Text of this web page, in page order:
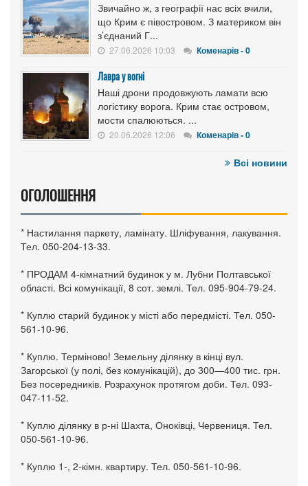
Звичайно ж, з географії нас всіх вчили,
що Крим є півостровом. З материком він
з’єднаний Г...
27.06.2026 10:03 Коменарів - 0
Лавра у вогні
Наші дрони продовжують ламати всю
логістику ворога. Крим стає островом,
мости спалюються. ...
20.06.2026 12:06 Коменарів - 0
Всі новини
ОГОЛОШЕННЯ
* Настилання паркету, ламінату. Шліфування, лакування.
Тел. 050-204-13-33.
* ПРОДАМ 4-кімнатний будинок у м. Лубни Полтавської
області. Всі комунікації, 8 сот. землі. Тел. 095-904-79-24.
* Куплю старий будинок у місті або передмісті. Тел. 050-
561-10-96.
* Куплю. Терміново! Земельну ділянку в кінці вул.
Загорської (у полі, без комунікацій), до 300—400 тис. грн.
Без посередників. Розрахунок протягом доби. Тел. 093-
047-11-52.
* Куплю ділянку в р-ні Шахта, Оноківці, Червениця. Тел.
050-561-10-96.
* Куплю 1-, 2-кімн. квартиру. Тел. 050-561-10-96.